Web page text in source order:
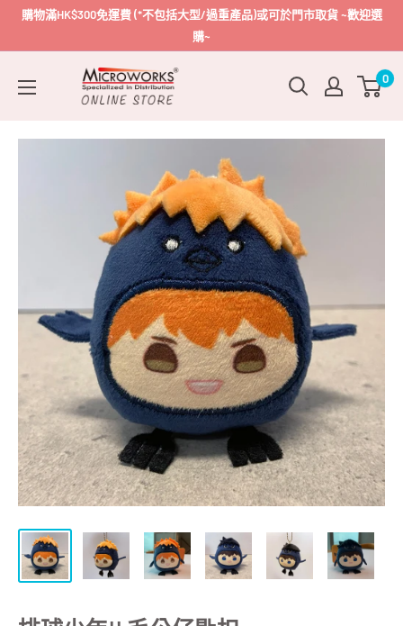
購物滿HK$300免運費 (*不包括大型/過重產品)或可於門市取貨 ~歡迎選
購~
Microworks
Online
0